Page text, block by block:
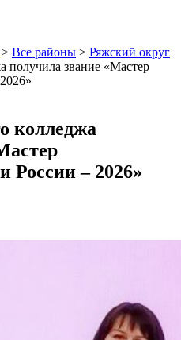
> Все районы > Ряжский округ
получила звание «Мастер
колледжа
России – 2026»